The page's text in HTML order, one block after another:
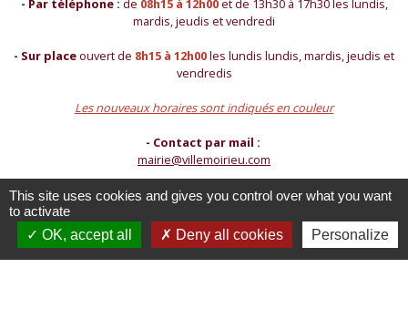
- Par téléphone : de 08h15 à 12h00et de 13h30 à 17h30 les lundis,
mardis, jeudis et vendredi
- Sur placeouvert de 8h15 à 12h00les lundis lundis, mardis, jeudis et
vendredis
Les nouveaux horaires sont indiqués en couleur
- Contact par mail :
mairie@villemoirieu.com
This site uses cookies and gives you control over what you want
to activate
OK, accept all
Deny all cookies Personalize